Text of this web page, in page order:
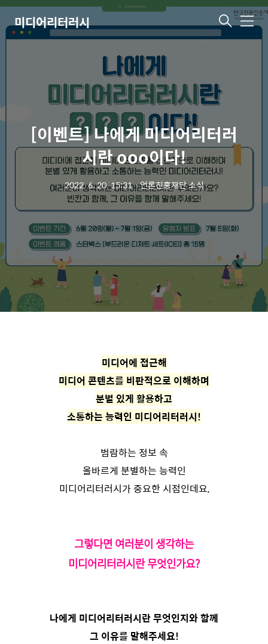
미디어리터러시 메
뉴
[이벤트] 나에게 미디어리터러
시란 ooo이다!
2022. 6. 20. 15:31ㆍ언론진흥재단 소식
미디어에 접근해
미디어 콘텐츠를 비판적으로 이해하며
분별 있게 활용하고
소통하는 능력인 미디어리터러시!
범람하는 정보 속
올바르게 분별하는 능력인
미디어리터러시가 중요한 시점인데요,
그렇다면 여러분이 생각하는
미디어리터러시란 무엇인가요?
나에게 미디어리터러시란 무엇인지와 함께
그 이유를 말해주세요!